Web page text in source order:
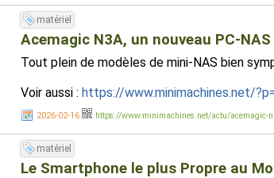
matériel
Acemagic N3A, un nouveau PC-
Tout plein de modèles de mini-NAS bien
Voir aussi : https://www.minimachines.net/
2026-02-16 https://www.minimachines.net/actu/acemagic-
matériel
Le Smartphone le plus Propre au